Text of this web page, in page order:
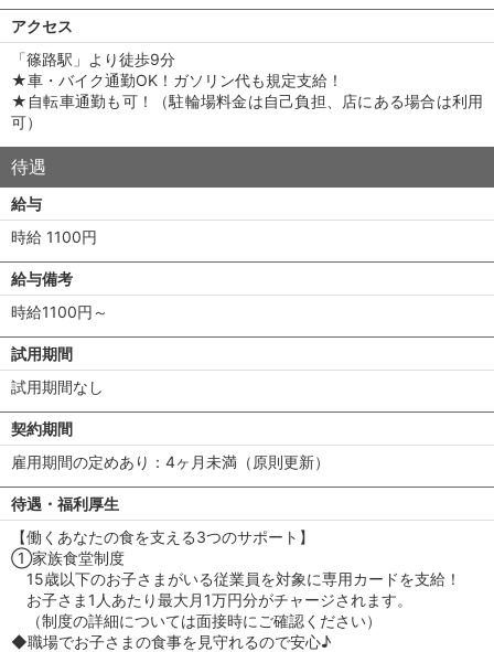
アクセス
「篠路駅」より徒歩9分
★車・バイク通勤OK！ガソリン代も規定支給！
★自転車通勤も可！（駐輪場料金は自己負担、店にある場合は利用
可）
待遇
給与
時給 1100円
給与備考
時給1100円～
試用期間
試用期間なし
契約期間
雇用期間の定めあり：4ヶ月未満（原則更新）
待遇・福利厚生
【働くあなたの食を支える3つのサポート】
①家族食堂制度
15歳以下のお子さまがいる従業員を対象に専用カードを支給！
お子さま1人あたり最大月1万円分がチャージされます。
（制度の詳細については面接時にご確認ください）
◆職場でお子さまの食事を見守れるので安心♪